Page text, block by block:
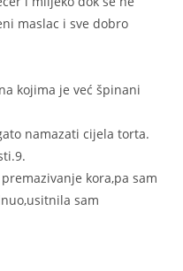
maslac i sve dobro
kojima je već špinani
namazati cijela torta.
kora,pa sam
sam